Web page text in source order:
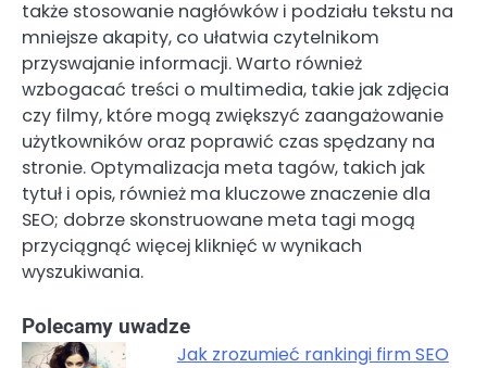
także stosowanie nagłówków i podziału tekstu na
mniejsze akapity, co ułatwia czytelnikom
przyswajanie informacji. Warto również
wzbogacać treści o multimedia, takie jak zdjęcia
czy filmy, które mogą zwiększyć zaangażowanie
użytkowników oraz poprawić czas spędzany na
stronie. Optymalizacja meta tagów, takich jak
tytuł i opis, również ma kluczowe znaczenie dla
SEO; dobrze skonstruowane meta tagi mogą
przyciągnąć więcej kliknięć w wynikach
wyszukiwania.
Polecamy uwadze
Jak zrozumieć rankingi firm SEO